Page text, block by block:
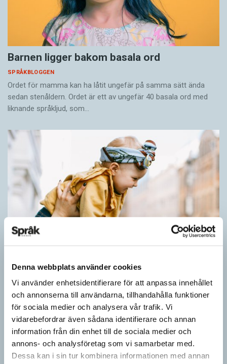
Denna webbplats använder cookies
Vi använder enhetsidentifierare för att anpassa innehållet
och annonserna till användarna, tillhandahålla funktioner
för sociala medier och analysera vår trafik. Vi
vidarebefordrar även sådana identifierare och annan
information från din enhet till de sociala medier och
annons- och analysföretag som vi samarbetar med.
Dessa kan i sin tur kombinera informationen med annan
Barnen ligger bakom basala ord
SPRÅKBLOGGEN
Ordet för mamma kan ha låtit ungefär på samma sätt ända
sedan stenåldern. Ordet är ett av ungefär 40 basala ord med
liknande språkljud, som…
Barn lär sig komplexa satser tidigt
SPRÅKBLOGGEN
Små barn, som ännu inte kan tala, kan redan ha snappat upp
flerordiga fraser. Detta kan också vara skillnaden mellan hur
barn och vuxna tillägnar…